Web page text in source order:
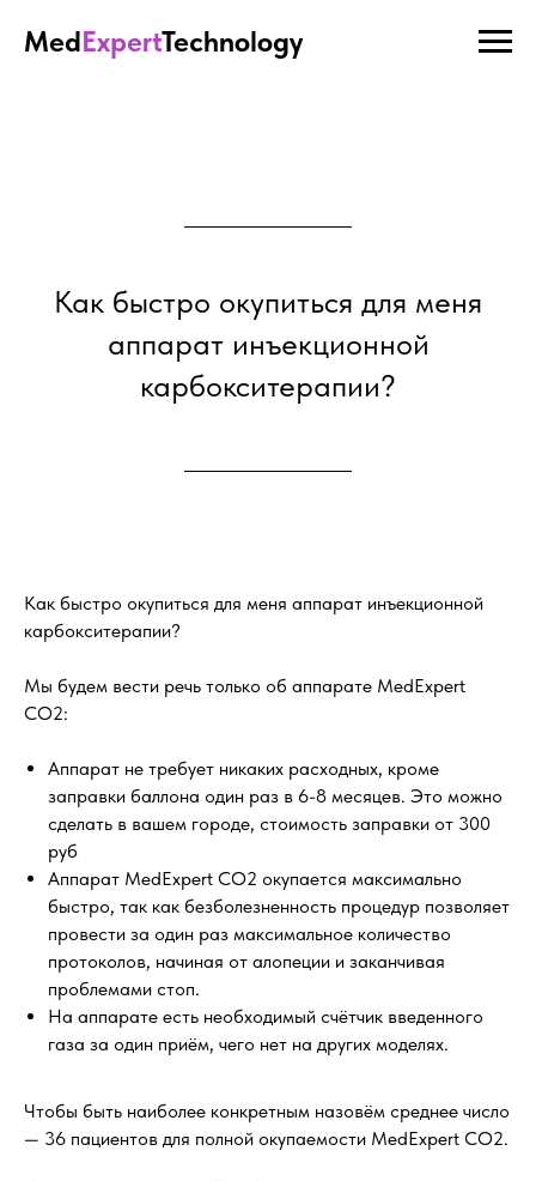
MedExpertTechnology
Как быстро окупиться для меня
аппарат инъекционной
карбокситерапии?
Как быстро окупиться для меня аппарат инъекционной
карбокситерапии?
Мы будем вести речь только об аппарате MedExpert
CO2:
Аппарат не требует никаких расходных, кроме
заправки баллона один раз в 6-8 месяцев. Это можно
сделать в вашем городе, стоимость заправки от 300
руб
Аппарат MedExpert CO2 окупается максимально
быстро, так как безболезненность процедур позволяет
провести за один раз максимальное количество
протоколов, начиная от алопеции и заканчивая
проблемами стоп.
На аппарате есть необходимый счётчик введенного
газа за один приём, чего нет на других моделях.
Чтобы быть наиболее конкретным назовём среднее число
— 36 пациентов для полной окупаемости MedExpert CO2.